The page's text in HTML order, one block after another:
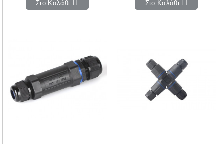
Στο Καλάθι Στο Καλάθι